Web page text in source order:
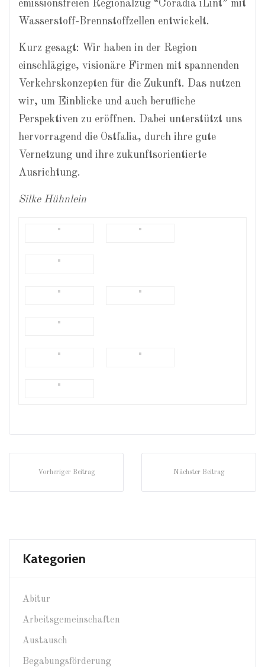
emissionsfreien Regional­zug “Coradia iLint” mit
Wasserstoff-Brennstoffzellen entwickelt.
Kurz gesagt: Wir haben in der Region
einschlägige, visionäre Firmen mit spannenden
Verkehrskonzepten für die Zukunft. Das nutzen
wir, um Einblicke und auch berufliche
Perspektiven zu eröffnen. Dabei unterstützt uns
hervorragend die Ostfalia, durch ihre gute
Vernetzung und ihre zukunftsorientierte
Ausrichtung.
Silke Hühnlein
Vorheriger Beitrag Nächster Beitrag
Kategorien
Abitur
Arbeitsgemeinschaften
Austausch
Begabungsförderung